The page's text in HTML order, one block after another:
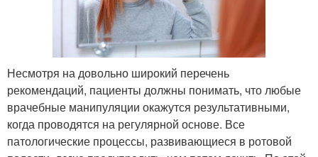
Несмотря на довольно широкий перечень
рекомендаций, пациенты должны понимать, что любые
врачебные манипуляции окажутся результативными,
когда проводятся на регулярной основе. Все
патологические процессы, развивающиеся в ротовой